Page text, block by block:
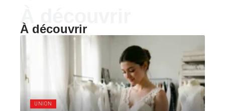
À découvrir
UNION